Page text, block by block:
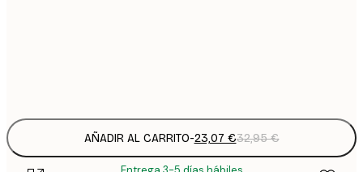
AÑADIR AL CARRITO-23,07 €32,95 €